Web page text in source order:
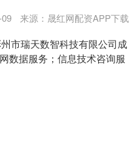
来源：晟红网配资APP下载
市瑞天数智科技有限公司成
数据服务；信息技术咨询服